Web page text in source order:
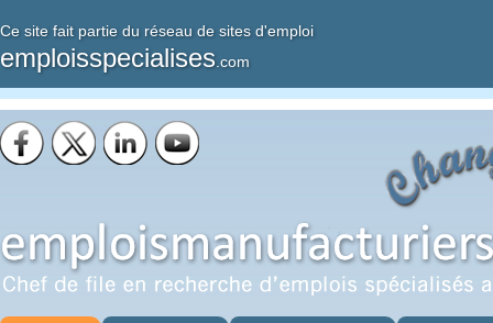
Ce site fait partie du réseau de sites d'emploi
emploisspecialises .com